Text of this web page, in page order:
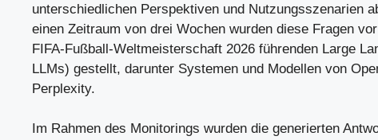
unterschiedlichen Perspektiven und Nutzungsszenarien
einen Zeitraum von drei Wochen wurden diese Fragen
FIFA-Fußball-Weltmeisterschaft 2026 führenden Large
LLMs) gestellt, darunter Systemen und Modellen von
Perplexity.
Im Rahmen des Monitorings wurden die generierten